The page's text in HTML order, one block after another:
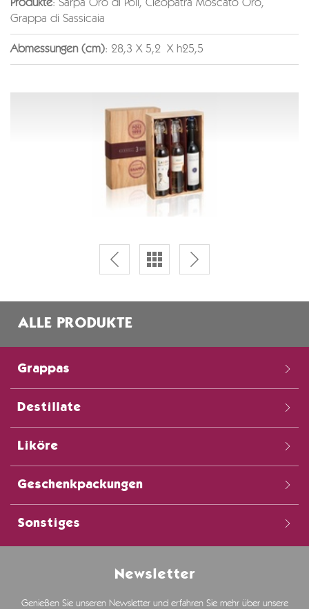
Produkte: Sarpa Oro di Poli, Cleopatra Moscato Oro,
Grappa di Sassicaia
Abmessungen (cm): 28,3 X 5,2 X h25,5
ALLE PRODUKTE
Grappas
Destillate
Liköre
Geschenkpackungen
Sonstiges
Newsletter
Genießen Sie unseren Newsletter und erfahren Sie mehr über unsere